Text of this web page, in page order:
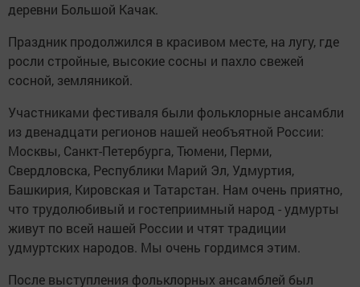
деревни Большой Качак.
Праздник продолжился в красивом месте, на лугу, где
росли стройные, высокие сосны и пахло свежей
сосной, земляникой.
Участниками фестиваля были фольклорные ансамбли
из двенадцати регионов нашей необъятной России:
Москвы, Санкт-Петербурга, Тюмени, Перми,
Свердловска, Республики Марий Эл, Удмуртия,
Башкирия, Кировская и Татарстан. Нам очень приятно,
что трудолюбивый и гостеприимный народ - удмурты
живут по всей нашей России и чтят традиции
удмуртских народов. Мы очень гордимся этим.
После выступления фольклорных ансамблей был